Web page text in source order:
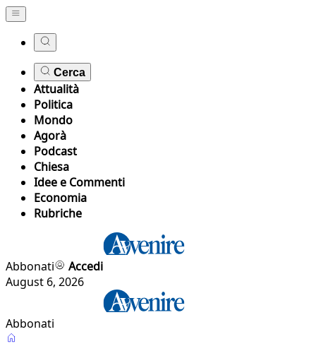
Cerca
Attualità
Politica
Mondo
Agorà
Podcast
Chiesa
Idee e Commenti
Economia
Rubriche
Abbonati
Accedi
August 6, 2026
Abbonati